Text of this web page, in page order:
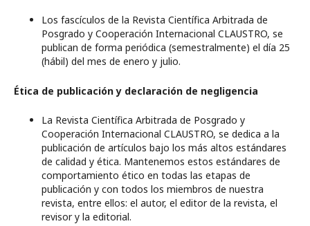
Los fascículos de la Revista Científica Arbitrada de
Posgrado y Cooperación Internacional CLAUSTRO, se
publican de forma periódica (semestralmente) el día 25
(hábil) del mes de enero y julio.
Ética de publicación y declaración de negligencia
La Revista Científica Arbitrada de Posgrado y
Cooperación Internacional CLAUSTRO, se dedica a la
publicación de artículos bajo los más altos estándares
de calidad y ética. Mantenemos estos estándares de
comportamiento ético en todas las etapas de
publicación y con todos los miembros de nuestra
revista, entre ellos: el autor, el editor de la revista, el
revisor y la editorial.